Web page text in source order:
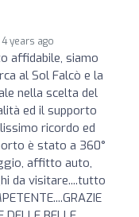
4 years ago
affidabile, siamo
al Sol Falcò e la
nella scelta del
ed il supporto
ricordo ed
è stato a 360°
affitto auto,
da visitare....tutto